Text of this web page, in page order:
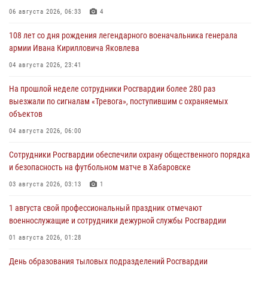
06 августа 2026, 06:33 4
108 лет со дня рождения легендарного военачальника генерала
армии Ивана Кирилловича Яковлева
04 августа 2026, 23:41
На прошлой неделе сотрудники Росгвардии более 280 раз
выезжали по сигналам «Тревога», поступившим с охраняемых
объектов
04 августа 2026, 06:00
Сотрудники Росгвардии обеспечили охрану общественного порядка
и безопасность на футбольном матче в Хабаровске
03 августа 2026, 03:13 1
1 августа свой профессиональный праздник отмечают
военнослужащие и сотрудники дежурной службы Росгвардии
01 августа 2026, 01:28
День образования тыловых подразделений Росгвардии